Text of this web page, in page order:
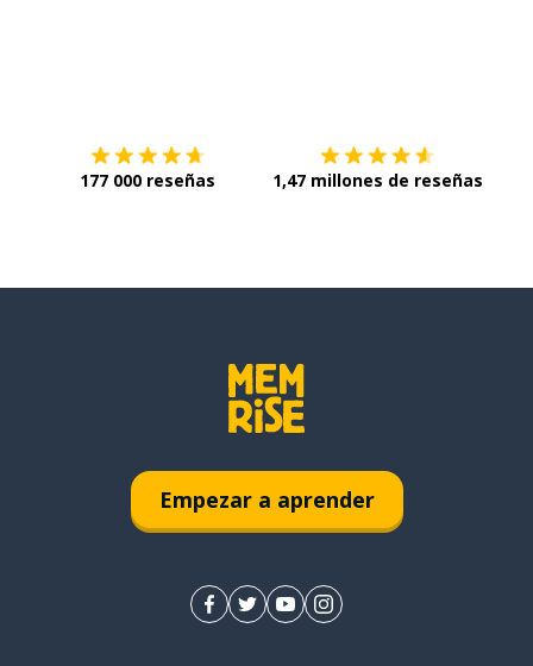
177 000 reseñas 1,47 millones de reseñas
Empezar a aprender